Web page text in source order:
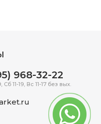
968-32-22
Сб 11-19, Вс 11-17 без вых.